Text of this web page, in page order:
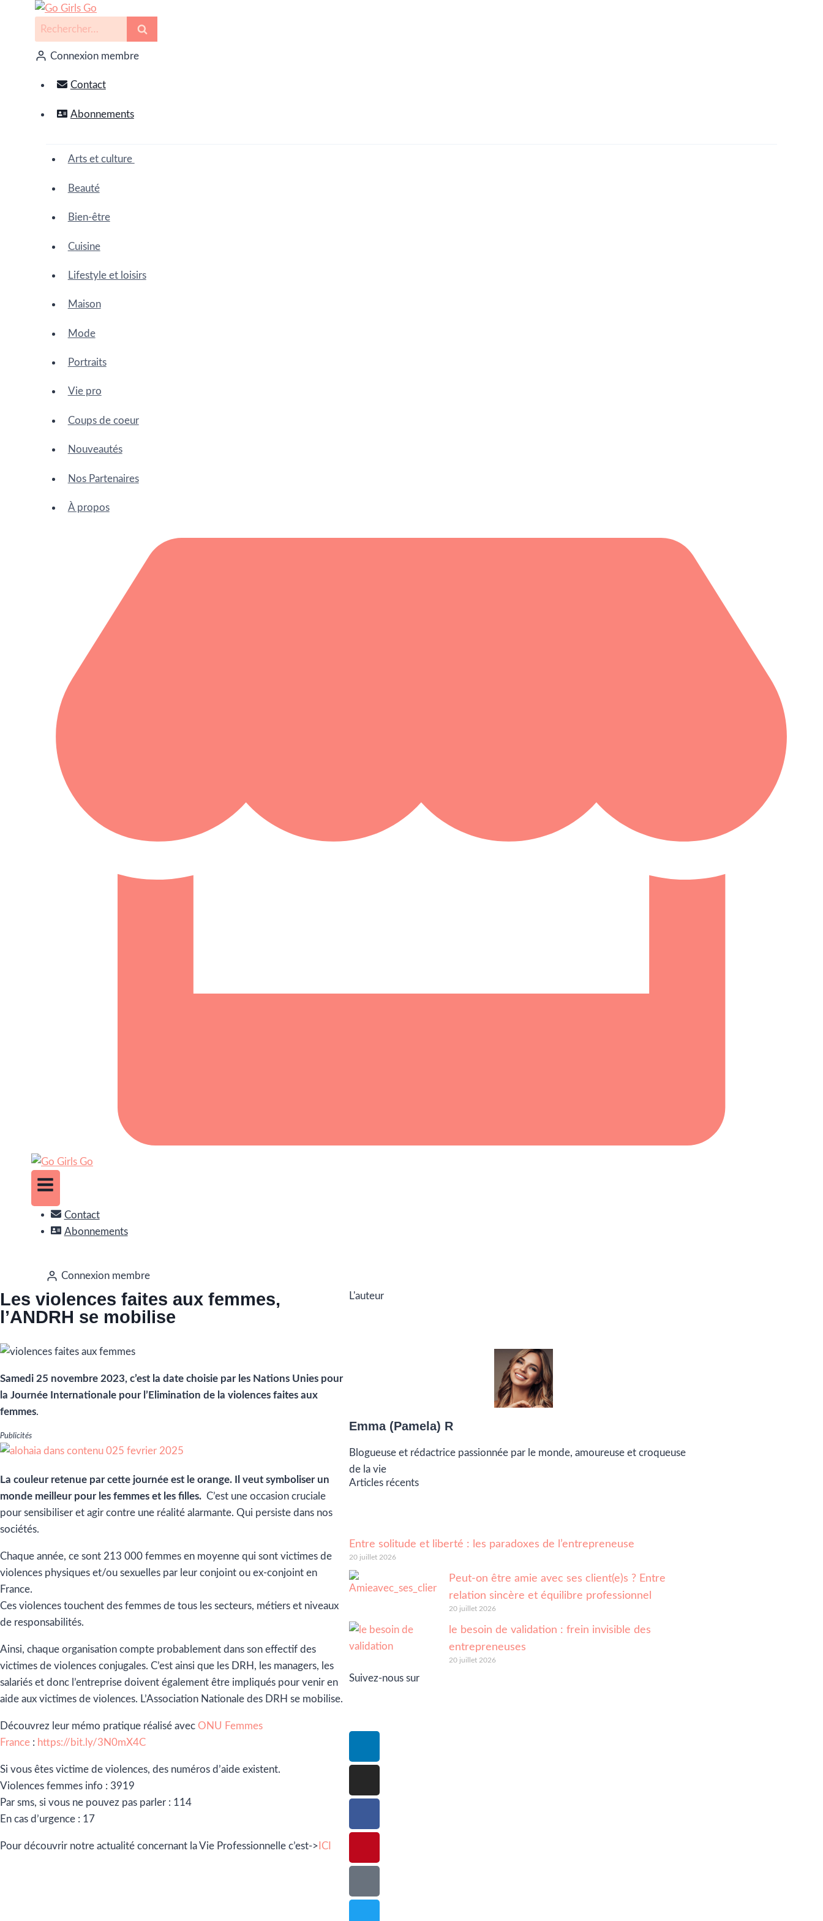
Connexion membre
Contact
Abonnements
Arts et culture
Beauté
Bien-être
Cuisine
Lifestyle et loisirs
Maison
Mode
Portraits
Vie pro
Coups de coeur
Nouveautés
Nos Partenaires
À propos
Contact
Abonnements
Connexion membre
Les violences faites aux femmes,
l’ANDRH se mobilise
Samedi 25 novembre 2023, c’est la date choisie par les Nations Unies pour
la Journée Internationale pour l’Elimination de la violences faites aux
femmes.
Publicités
La couleur retenue par cette journée est le orange.
Il veut symboliser un
monde meilleur pour les femmes et les filles. C’est une occasion cruciale
pour sensibiliser et agir contre une réalité alarmante. Qui persiste dans nos
sociétés.
Chaque année, ce sont 213 000 femmes en moyenne qui sont victimes de
violences physiques et/ou sexuelles par leur conjoint ou ex-conjoint en
France.
Ces violences touchent des femmes de tous les secteurs, métiers et niveaux
de responsabilités.
Ainsi, chaque organisation compte probablement dans son effectif des
victimes de violences conjugales. C’est ainsi que les DRH, les managers, les
salariés et donc l’entreprise doivent également être impliqués pour venir en
aide aux victimes de violences. L’Association Nationale des DRH se mobilise.
Découvrez leur mémo pratique réalisé avec ONU Femmes
France : https://bit.ly/3N0mX4C
Si vous êtes victime de violences, des numéros d’aide existent.
Violences femmes info : 3919
Par sms, si vous ne pouvez pas parler : 114
En cas d’urgence : 17
Pour découvrir notre actualité concernant la Vie Professionnelle c’est-> ICI
L'auteur
Emma (Pamela) R
Blogueuse et rédactrice passionnée par le monde, amoureuse et croqueuse
de la vie
Articles récents
Entre solitude et liberté : les paradoxes de l’entrepreneuse
20 juillet 2026
Peut-on être amie avec ses client(e)s ? Entre
relation sincère et équilibre professionnel
20 juillet 2026
le besoin de validation : frein invisible des
entrepreneuses
20 juillet 2026
Suivez-nous sur